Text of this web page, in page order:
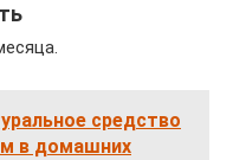
средство
в домашних